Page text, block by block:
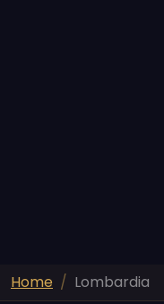
Home Lombardia